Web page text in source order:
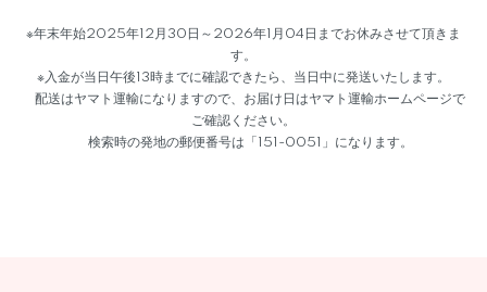
※年末年始2025年12月30日～2026年1月04日までお休みさせて頂きま
す。
※入金が当日午後13時までに確認できたら、当日中に発送いたします。
配送はヤマト運輸になりますので、お届け日はヤマト運輸ホームページで
ご確認ください。
検索時の発地の郵便番号は「151-0051」になります。